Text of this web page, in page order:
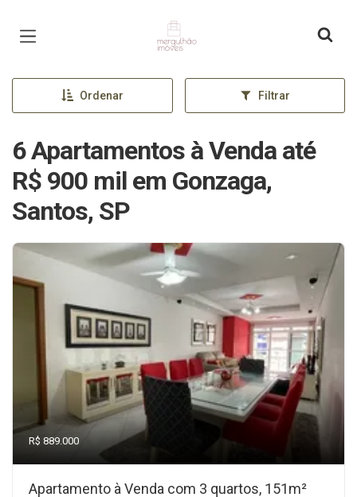
Página inicial
Ordenar Filtrar
6 Apartamentos à Venda até
R$ 900 mil em Gonzaga,
Santos, SP
R$ 889.000
Apartamento à Venda com 3 quartos, 151m²